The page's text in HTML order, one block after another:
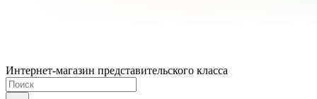
Интернет-магазин представительского класса